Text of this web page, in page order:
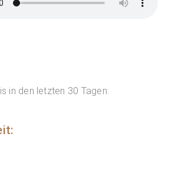
in den letzten 30 Tagen: